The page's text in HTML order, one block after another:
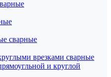
сварные
врезками сварные
и круглой